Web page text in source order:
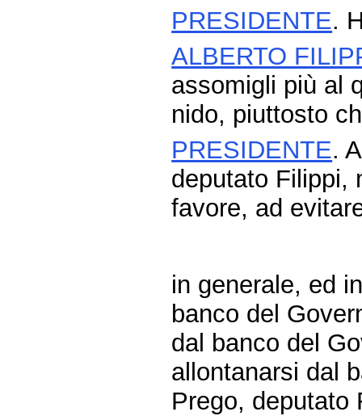
PRESIDENTE.
ALBERTO
assomigli più al
nido, piuttosto
PRESIDENTE.
deputato Filippi,
favore, ad
in generale, ed
banco del
dal banco del
allontanarsi dal
Prego, deputato